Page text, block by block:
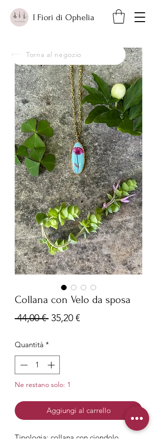
I Fiori di Ophelia
Collana con Velo da sposa
44,00 € Prezzo
35,20 €Prezzo
Quantità *
Ne restano solo: 1
Aggiungi al carrello
Tipologia: collana con ciondolo
Torna al negozio